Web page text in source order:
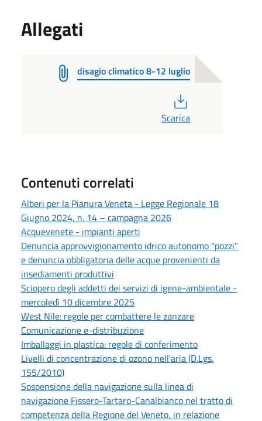
Allegati
disagio climatico 8-12 luglio
Scarica
Contenuti correlati
Alberi per la Pianura Veneta - Legge Regionale 18
Giugno 2024, n. 14 – campagna 2026
Acquevenete - impianti aperti
Denuncia approvvigionamento idrico autonomo "pozzi"
e denuncia obbligatoria delle acque provenienti da
insediamenti produttivi
Sciopero degli addetti dei servizi di igene-ambientale -
mercoledì 10 dicembre 2025
West Nile: regole per combattere le zanzare
Comunicazione e-distribuzione
Imballaggi in plastica: regole di conferimento
Livelli di concentrazione di ozono nell'aria (D.Lgs.
155/2010)
Sospensione della navigazione sulla linea di
navigazione Fissero-Tartaro-Canalbianco nel tratto di
competenza della Regione del Veneto, in relazione